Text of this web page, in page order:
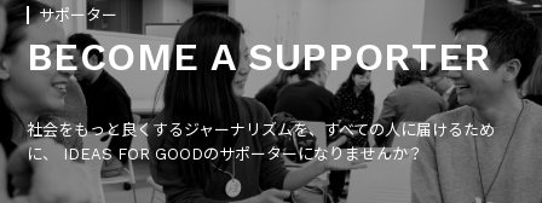
サポーター
BECOME A SUPPORTER
社会をもっと良くするジャーナリズムを、すべての人に届けるため
に、 IDEAS FOR GOODのサポーターになりませんか？